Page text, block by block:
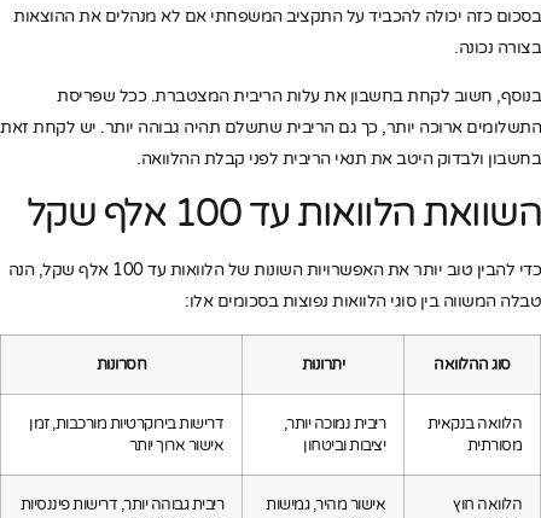
בסכום כזה יכולה להכביד על התקציב המשפחתי אם לא מנהלים את ההוצאות
בצורה נכונה.
בנוסף, חשוב לקחת בחשבון את עלות הריבית המצטברת. ככל שפריסת
התשלומים ארוכה יותר, כך גם הריבית שתשלם תהיה גבוהה יותר. יש לקחת זאת
בחשבון ולבדוק היטב את תנאי הריבית לפני קבלת ההלוואה.
השוואת הלוואות עד 100 אלף שקל
כדי להבין טוב יותר את האפשרויות השונות של הלוואות עד 100 אלף שקל, הנה
טבלה המשווה בין סוגי הלוואות נפוצות בסכומים אלו:
סוג ההלוואה יתרונות חסרונות
הלוואה בנקאית
מסורתית
ריבית נמוכה יותר,
יציבות וביטחון
דרישות בירוקרטיות מורכבות, זמן
אישור ארוך יותר
הלוואה חוץ
אישור מהיר, גמישות
ריבית גבוהה יותר, דרישות פיננסיות